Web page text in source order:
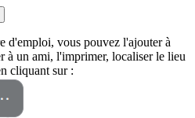
d'emploi, vous pouvez l'ajouter à
à un ami, l'imprimer, localiser le lieu
cliquant sur :